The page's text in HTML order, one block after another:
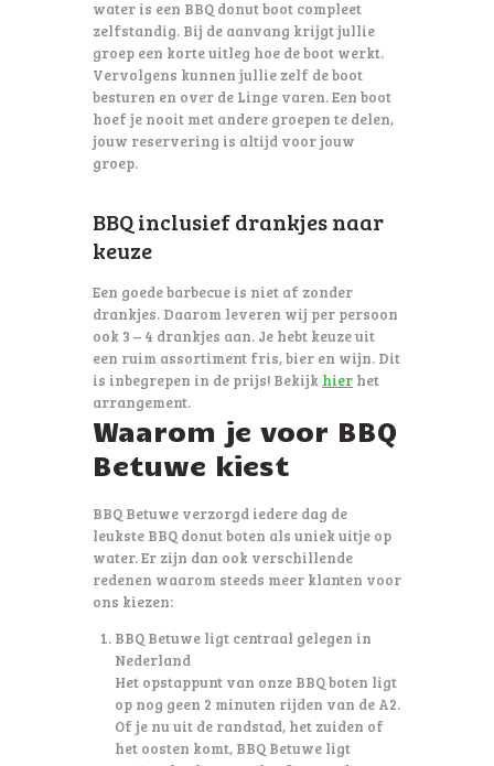
water is een BBQ donut boot compleet
zelfstandig. Bij de aanvang krijgt jullie
groep een korte uitleg hoe de boot werkt.
Vervolgens kunnen jullie zelf de boot
besturen en over de Linge varen. Een boot
hoef je nooit met andere groepen te delen,
jouw reservering is altijd voor jouw
groep.
BBQ inclusief drankjes naar
keuze
Een goede barbecue is niet af zonder
drankjes. Daarom leveren wij per persoon
ook 3 – 4 drankjes aan. Je hebt keuze uit
een ruim assortiment fris, bier en wijn. Dit
is inbegrepen in de prijs! Bekijk hier het
arrangement.
Waarom je voor BBQ
Betuwe kiest
BBQ Betuwe verzorgd iedere dag de
leukste BBQ donut boten als uniek uitje op
water. Er zijn dan ook verschillende
redenen waarom steeds meer klanten voor
ons kiezen:
BBQ Betuwe ligt centraal gelegen in
Nederland
Het opstappunt van onze BBQ boten ligt
op nog geen 2 minuten rijden van de A2.
Of je nu uit de randstad, het zuiden of
het oosten komt, BBQ Betuwe ligt